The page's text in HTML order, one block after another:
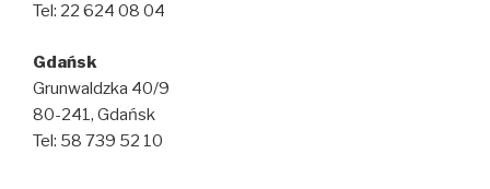
Tel: 22 624 08 04
Gdańsk
Grunwaldzka 40/9
80-241, Gdańsk
Tel: 58 739 52 10